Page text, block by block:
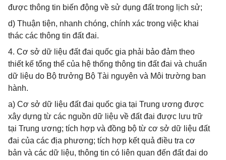
được thông tin biến động về sử dụng đất trong lịch sử;
d) Thuận tiện, nhanh chóng, chính xác trong việc khai
thác các thông tin đất đai.
4. Cơ sở dữ liệu đất đai quốc gia phải bảo đảm theo
thiết kế tổng thể của hệ thống thông tin đất đai và chuẩn
dữ liệu do Bộ trưởng Bộ Tài nguyên và Môi trường ban
hành.
a) Cơ sở dữ liệu đất đai quốc gia tại Trung ương được
xây dựng từ các nguồn dữ liệu về đất đai được lưu trữ
tại Trung ương; tích hợp và đồng bộ từ cơ sở dữ liệu đất
đai của các địa phương; tích hợp kết quả điều tra cơ
bản và các dữ liệu, thông tin có liên quan đến đất đai do